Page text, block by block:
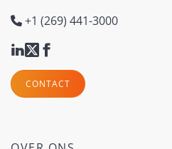
+1 (269) 441-3000
CONTACT